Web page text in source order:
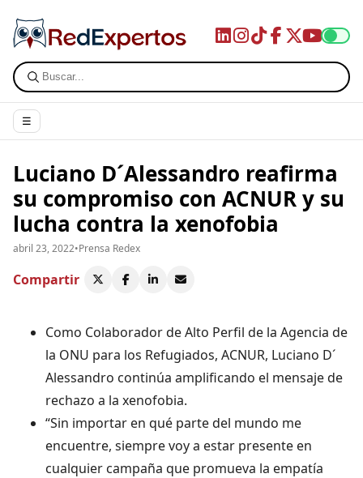
☰
Luciano D´Alessandro reafirma
su compromiso con ACNUR y su
lucha contra la xenofobia
abril 23, 2022•Prensa Redex
Compartir
Como Colaborador de Alto Perfil de la Agencia de
la ONU para los Refugiados, ACNUR, Luciano D´
Alessandro continúa amplificando el mensaje de
rechazo a la xenofobia.
“Sin importar en qué parte del mundo me
encuentre, siempre voy a estar presente en
cualquier campaña que promueva la empatía